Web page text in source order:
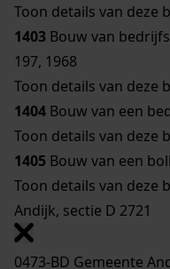
Toon details van deze
1403 Bouw van
197, 1968
Toon details van deze
1404 Bouw van een
Toon details van deze
1405 Bouw van een
Toon details van deze
Andijk, sectie D 2721
0473-BD Gemeente